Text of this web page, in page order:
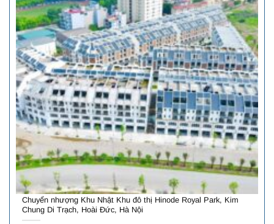
Chuyển nhượng Khu Nhật Khu đô thị Hinode Royal Park, Kim
Chung Di Trạch, Hoài Đức, Hà Nội